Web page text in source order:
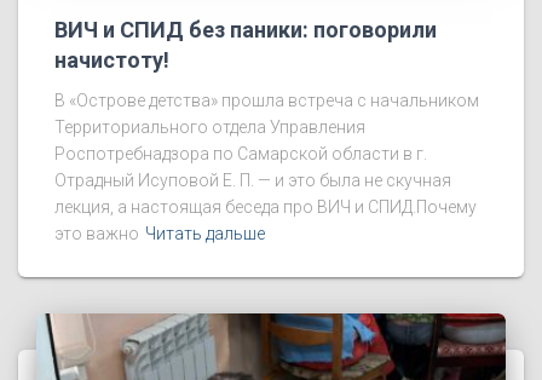
ВИЧ и СПИД без паники: поговорили
начистоту!
В «Острове детства» прошла встреча с начальником
Территориального отдела Управления
Роспотребнадзора по Самарской области в г.
Отрадный Исуповой Е. П. — и это была не скучная
лекция, а настоящая беседа про ВИЧ и СПИД.Почему
это важно Читать дальше